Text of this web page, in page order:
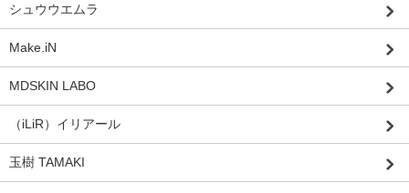
シュウウエムラ
Make.iN
MDSKIN LABO
（iLiR）イリアール
玉樹 TAMAKI